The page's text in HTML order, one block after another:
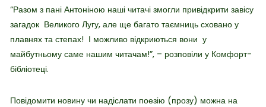
“Разом з пані Антоніною наші читачі змогли привідкрити завісу
загадок Великого Лугу, але ще багато таємниць сховано у
плавнях та степах! І можливо відкриються вони у
майбутньому саме нашим читачам!”, – розповіли у Комфорт-
бібліотеці.
Повідомити новину чи надіслати поезію (прозу) можна на